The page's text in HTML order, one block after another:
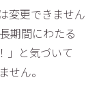
変更できません
期間にわたる
」と気づいて
せん。